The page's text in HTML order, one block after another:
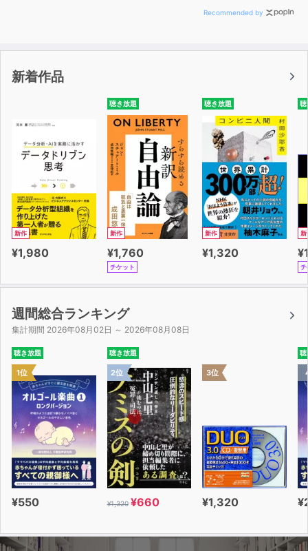
名詞
ビジネス語
1) 会社 2) オフィスライフ1 3) オフィスライフ2
4) 人事 5) 求人・採用 6) キャリアパス
7) 学歴 8) 職業1 9) 職業2
10) 財務・会計 11) マネー 12) 電話
13) 会議1 14) 会議2 15) 交渉
16) 経営 17) レター・メール 18) インターネット
22) プロモーション 23) 販売1 24) 販売2
28) 産業 29) 不動産 30) 社交
生活語
1) スーパーマーケット 2) 家庭用品 3) 旅行
4) 観光 5) 空の旅 6) 車・交通事情
7) 食事 8) 家事 9) 家・インテリア
10) 家族 11) 余暇 12) 美術館・アート
13) 出版 14) 地域社会 15) 天気
16) 環境 17) 健康・医療 18) 風景1
19) 風景2 20) 形・物
イディオム
・LEVEL 1
・LEVEL 2
INDEX さくいん
1) Part 5に出る前置詞 2) よく出る相関語句
Recommended by
新着作品
新作
¥1,980
聴き放題
新作
¥1,760
チケット
聴き放題
新作
¥1,320
聴
新
チ
週間総合ランキング
集計期間 2026年08月02日 ～ 2026年08月08日
聴き放題
1位
¥550
聴き放題
2位
¥1,320 ¥660
3位
¥1,320
聴